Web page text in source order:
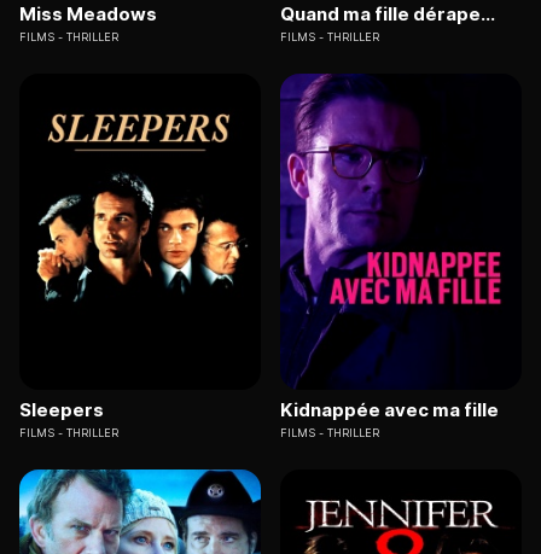
Miss Meadows
FILMS THRILLER
Quand ma fille dérape...
FILMS THRILLER
Sleepers
FILMS THRILLER
Kidnappée avec ma fille
FILMS THRILLER